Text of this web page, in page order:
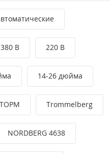
380 В 220 В
14-26 дюйма
Trommelberg
NORDBERG 4638